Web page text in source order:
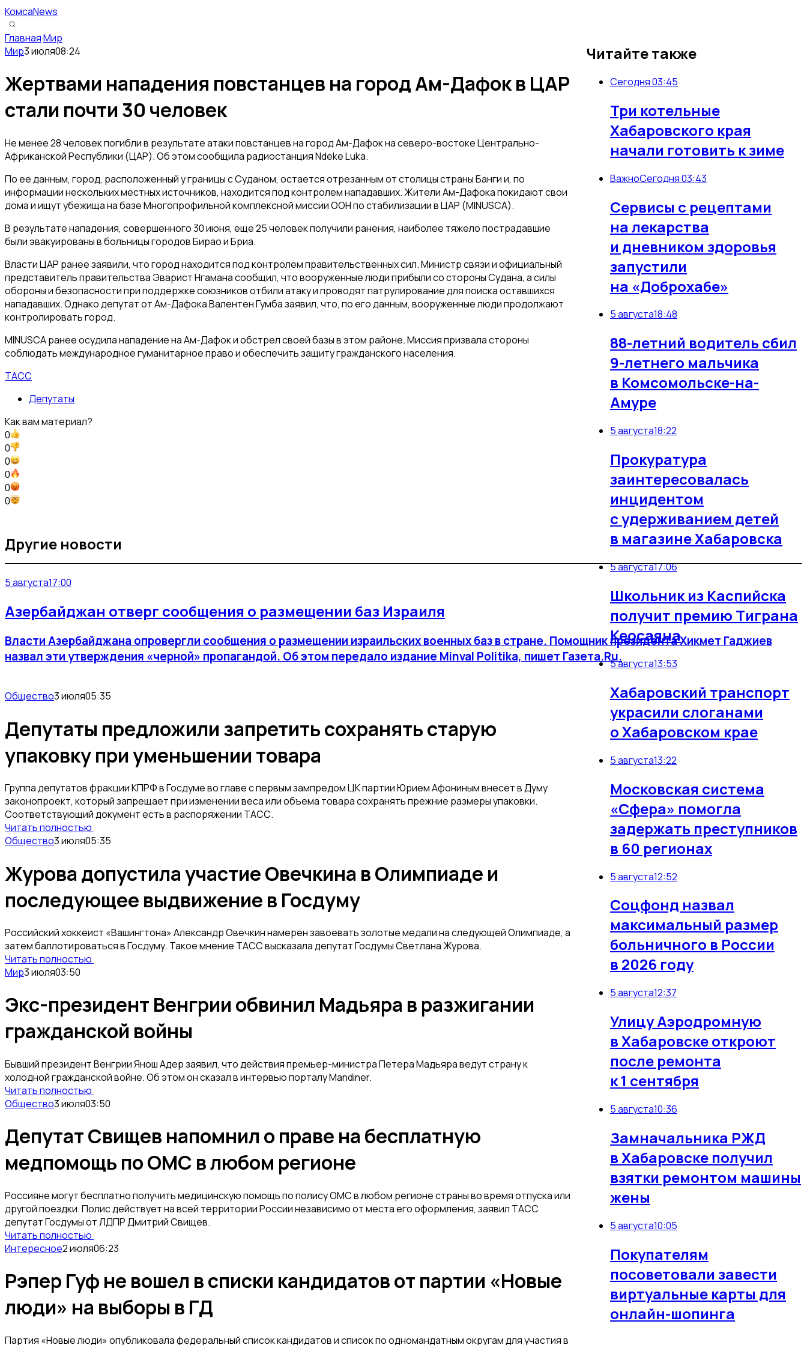
КомсаNews
Главная·Мир
Мир3 июля08:24
Жертвами нападения повстанцев на город Ам-Дафок в ЦАР
стали почти 30 человек
Не менее 28 человек погибли в результате атаки повстанцев на город Ам-Дафок на северо-востоке Центрально-
Африканской Республики (ЦАР). Об этом сообщила радиостанция Ndeke Luka.
По ее данным, город, расположенный у границы с Суданом, остается отрезанным от столицы страны Банги и, по
информации нескольких местных источников, находится под контролем нападавших. Жители Ам-Дафока покидают свои
дома и ищут убежища на базе Многопрофильной комплексной миссии ООН по стабилизации в ЦАР (MINUSCA).
В результате нападения, совершенного 30 июня, еще 25 человек получили ранения, наиболее тяжело пострадавшие
были эвакуированы в больницы городов Бирао и Бриа.
Власти ЦАР ранее заявили, что город находится под контролем правительственных сил. Министр связи и официальный
представитель правительства Эварист Нгамана сообщил, что вооруженные люди прибыли со стороны Судана, а силы
обороны и безопасности при поддержке союзников отбили атаку и проводят патрулирование для поиска оставшихся
нападавших. Однако депутат от Ам-Дафока Валентен Гумба заявил, что, по его данным, вооруженные люди продолжают
контролировать город.
MINUSCA ранее осудила нападение на Ам-Дафок и обстрел своей базы в этом районе. Миссия призвала стороны
соблюдать международное гуманитарное право и обеспечить защиту гражданского населения.
ТАСС
Депутаты
Как вам материал?
0
0
0
0
0
0
Читайте также
Сегодня 03:45
Три котельные
Хабаровского края
начали готовить к зиме
ВажноСегодня 03:43
Сервисы с рецептами
на лекарства
и дневником здоровья
запустили
на «Доброхабе»
5 августа18:48
88-летний водитель сбил
9-летнего мальчика
в Комсомольске-на-
Амуре
5 августа18:22
Прокуратура
заинтересовалась
инцидентом
с удерживанием детей
в магазине Хабаровска
5 августа17:06
Школьник из Каспийска
получит премию Тиграна
Кеосаяна
5 августа13:53
Хабаровский транспорт
украсили слоганами
о Хабаровском крае
5 августа13:22
Московская система
«Сфера» помогла
задержать преступников
в 60 регионах
5 августа12:52
Соцфонд назвал
максимальный размер
больничного в России
в 2026 году
5 августа12:37
Улицу Аэродромную
в Хабаровске откроют
после ремонта
к 1 сентября
5 августа10:36
Замначальника РЖД
в Хабаровске получил
взятки ремонтом машины
жены
5 августа10:05
Покупателям
посоветовали завести
виртуальные карты для
онлайн-шопинга
Другие новости
5 августа17:00
Азербайджан отверг сообщения о размещении баз Израиля
Власти Азербайджана опровергли сообщения о размещении израильских военных баз в стране. Помощник президента Хикмет Гаджиев
назвал эти утверждения «черной» пропагандой. Об этом передало издание Minval Politika, пишет Газета.Ru.
Общество3 июля05:35
Депутаты предложили запретить сохранять старую
упаковку при уменьшении товара
Группа депутатов фракции КПРФ в Госдуме во главе с первым зампредом ЦК партии Юрием Афониным внесет в Думу
законопроект, который запрещает при изменении веса или объема товара сохранять прежние размеры упаковки.
Соответствующий документ есть в распоряжении ТАСС.
Читать полностью
Общество3 июля05:35
Журова допустила участие Овечкина в Олимпиаде и
последующее выдвижение в Госдуму
Российский хоккеист «Вашингтона» Александр Овечкин намерен завоевать золотые медали на следующей Олимпиаде, а
затем баллотироваться в Госдуму. Такое мнение ТАСС высказала депутат Госдумы Светлана Журова.
Читать полностью
Мир3 июля03:50
Экс-президент Венгрии обвинил Мадьяра в разжигании
гражданской войны
Бывший президент Венгрии Янош Адер заявил, что действия премьер-министра Петера Мадьяра ведут страну к
холодной гражданской войне. Об этом он сказал в интервью порталу Mandiner.
Читать полностью
Общество3 июля03:50
Депутат Свищев напомнил о праве на бесплатную
медпомощь по ОМС в любом регионе
Россияне могут бесплатно получить медицинскую помощь по полису ОМС в любом регионе страны во время отпуска или
другой поездки. Полис действует на всей территории России независимо от места его оформления, заявил ТАСС
депутат Госдумы от ЛДПР Дмитрий Свищев.
Читать полностью
Интересное2 июля06:23
Рэпер Гуф не вошел в списки кандидатов от партии «Новые
люди» на выборы в ГД
Партия «Новые люди» опубликовала федеральный список кандидатов и список по одномандатным округам для участия в